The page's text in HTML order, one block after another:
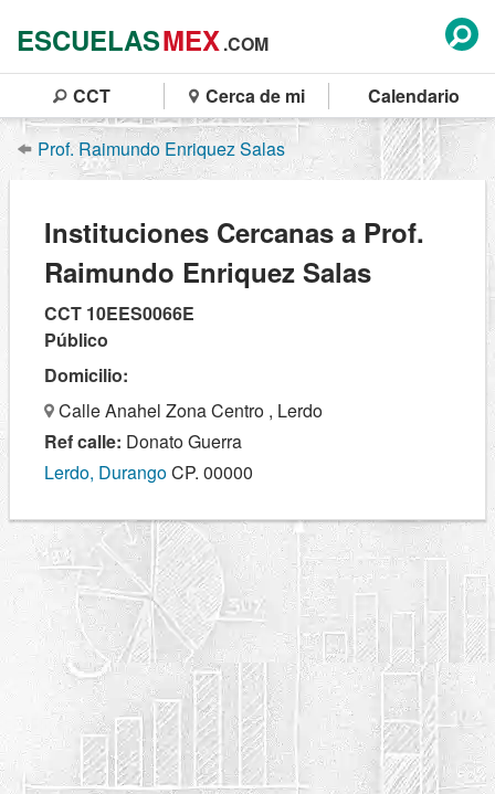
ESCUELASMEX.COM
CCT Cerca de mi Calendario
Prof. Raimundo Enriquez Salas
Instituciones Cercanas a Prof.
Raimundo Enriquez Salas
CCT 10EES0066E
Público
Domicilio:
Calle Anahel Zona Centro , Lerdo
Ref calle: Donato Guerra
Lerdo, DurangoCP. 00000